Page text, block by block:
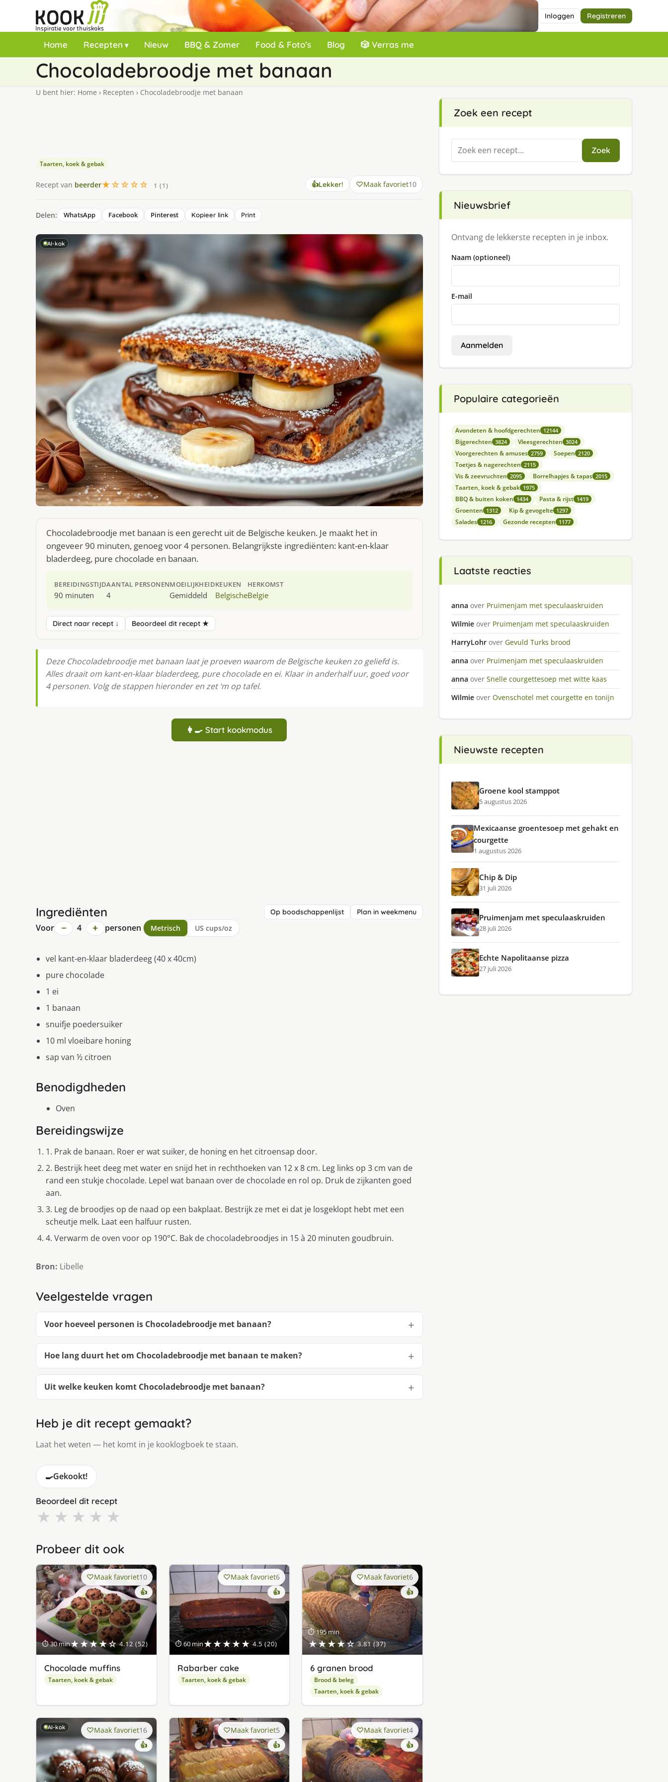
Inloggen Registreren
Home Recepten Nieuw BBQ & Zomer Food & Foto’s Blog 🎲 Verras me
Chocoladebroodje met banaan
U bent hier: Home › Recepten › Chocoladebroodje met banaan
Taarten, koek & gebak
Recept van beerder★☆☆☆☆ 1 (1) 👍Lekker! Maak favoriet10
Delen: WhatsApp Facebook Pinterest Kopieer link Print
AI-kok
Chocoladebroodje met banaan is een gerecht uit de Belgische keuken. Je maakt het in
ongeveer 90 minuten, genoeg voor 4 personen. Belangrijkste ingrediënten: kant-en-klaar
bladerdeeg, pure chocolade en banaan.
BEREIDINGSTIJD
90 minuten
AANTAL PERSONEN
4
MOEILIJKHEID
Gemiddeld
KEUKEN
Belgische
HERKOMST
Belgie
Direct naar recept ↓ Beoordeel dit recept ★
Deze Chocoladebroodje met banaan laat je proeven waarom de Belgische keuken zo geliefd is.
Alles draait om kant-en-klaar bladerdeeg, pure chocolade en ei. Klaar in anderhalf uur, goed voor
4 personen. Volg de stappen hieronder en zet ‘m op tafel.
👩‍🍳 Start kookmodus
Ingrediënten Op boodschappenlijst Plan in weekmenu
Voor − 4 + personen Metrisch US cups/oz
vel kant-en-klaar bladerdeeg (40 x 40cm)
pure chocolade
1 ei
1 banaan
snuifje poedersuiker
10 ml vloeibare honing
sap van ½ citroen
Benodigdheden
Oven
Bereidingswijze
1. Prak de banaan. Roer er wat suiker, de honing en het citroensap door.
2. Bestrijk heet deeg met water en snijd het in rechthoeken van 12 x 8 cm. Leg links op 3 cm van de
rand een stukje chocolade. Lepel wat banaan over de chocolade en rol op. Druk de zijkanten goed
aan.
3. Leg de broodjes op de naad op een bakplaat. Bestrijk ze met ei dat je losgeklopt hebt met een
scheutje melk. Laat een halfuur rusten.
4. Verwarm de oven voor op 190°C. Bak de chocoladebroodjes in 15 à 20 minuten goudbruin.
Bron: Libelle
Veelgestelde vragen
Voor hoeveel personen is Chocoladebroodje met banaan?
Hoe lang duurt het om Chocoladebroodje met banaan te maken?
Uit welke keuken komt Chocoladebroodje met banaan?
Heb je dit recept gemaakt?
Laat het weten — het komt in je kooklogboek te staan.
🍳Gekookt!
Beoordeel dit recept
★ ★ ★ ★ ★
Probeer dit ook
⏱ 30 min★★★★☆ 4.12 (52)
Maak favoriet10
👍
Chocolade muffins
Taarten, koek & gebak
⏱ 60 min★★★★★ 4.5 (20)
Maak favoriet6
👍
Rabarber cake
Taarten, koek & gebak
⏱ 195 min
★★★★☆ 3.81 (37)
Maak favoriet6
👍
6 granen brood
Brood & beleg
Taarten, koek & gebak
AI-kok Maak favoriet16
👍
Maak favoriet5
👍
Maak favoriet4
👍
Zoek een recept
Zoeken
naar:
Zoek
Nieuwsbrief
Ontvang de lekkerste recepten in je inbox.
Naam (optioneel)
E-mail
Aanmelden
Populaire categorieën
Avondeten & hoofdgerechten 12144
Bijgerechten 3824 Vleesgerechten 3024
Voorgerechten & amuses 2759 Soepen 2120
Toetjes & nagerechten 2115
Vis & zeevruchten 2095 Borrelhapjes & tapas 2015
Taarten, koek & gebak 1975
BBQ & buiten koken 1434 Pasta & rijst 1419
Groenten 1312 Kip & gevogelte 1297
Salades 1216 Gezonde recepten 1177
Laatste reacties
anna over Pruimenjam met speculaaskruiden
Wilmie over Pruimenjam met speculaaskruiden
HarryLohr over Gevuld Turks brood
anna over Pruimenjam met speculaaskruiden
anna over Snelle courgettesoep met witte kaas
Wilmie over Ovenschotel met courgette en tonijn
Nieuwste recepten
Groene kool stamppot
5 augustus 2026
Mexicaanse groentesoep met gehakt en
courgette
1 augustus 2026
Chip & Dip
31 juli 2026
Pruimenjam met speculaaskruiden
28 juli 2026
Echte Napolitaanse pizza
27 juli 2026